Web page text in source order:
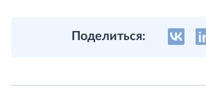
Поделиться: